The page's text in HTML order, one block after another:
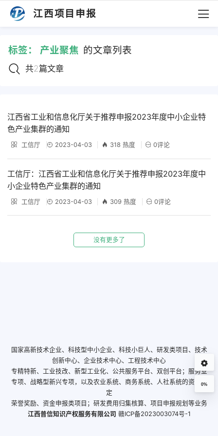
江西项目申报
标签： 产业聚焦 的文章列表
共2篇文章
江西省工业和信息化厅关于推荐申报2023年度中小企业特
色产业集群的通知
工信厅 2023-04-03 318 热度 0评论
工信厅：江西省工业和信息化厅关于推荐申报2023年度中
小企业特色产业集群的通知
工信厅 2023-04-03 309 热度 0评论
没有更多了
0%
国家高新技术企业、科技型中小企业、科技小巨人、研发类项目、技术
创新中心、企业技术中心、工程技术中心
专精特新、工业技改、新型工业化、公共服务平台、双创平台；服务业
专项、战略型新兴专项，以及农业系统、商务系统、人社系统的资格认
定
荣誉奖励、资金申报类项目；研发费用归集核算、项目申报规划等业务
江西普信知识产权服务有限公司 赣ICP备2023003074号-1